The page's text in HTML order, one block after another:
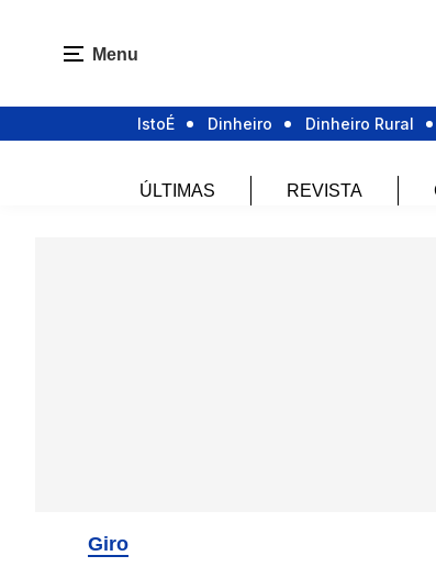
Menu
IstoÉ Dinheiro Dinheiro Rural
ÚLTIMAS REVISTA
Giro